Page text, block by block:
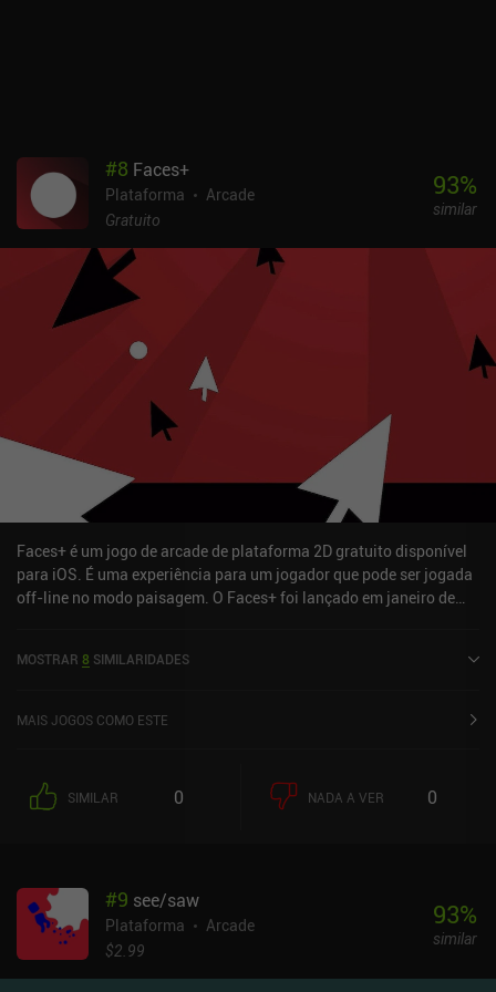
#8 Faces+
Plataforma
Arcade
Gratuito
93%
similar
Faces+ é um jogo de arcade de plataforma 2D gratuito disponível
para iOS. É uma experiência para um jogador que pode ser jogada
off-line no modo paisagem. O Faces+ foi lançado em janeiro de
MOSTRAR 8 SIMILARIDADES
MAIS JOGOS COMO ESTE
SIMILAR 0 NADA A VER 0
#9 see/saw
Plataforma
Arcade
$2.99
93%
similar